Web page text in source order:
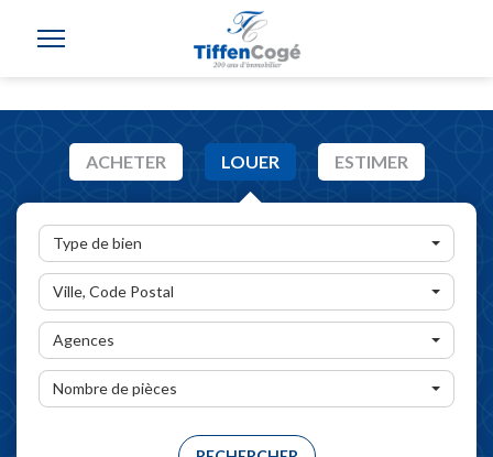
ACHETER LOUER ESTIMER
Type de bien
Ville, Code Postal
Agences
Nombre de pièces